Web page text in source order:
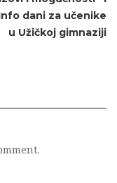
dani za učenike
u Užičkoj gimnaziji